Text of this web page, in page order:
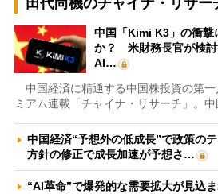
田代尚機のチャイナ・リサー
中国「Kimi K3」の衝撃
か？ 米財務長官が検討
AI…
中国経済に精通する中国株投資の第一
ミアム連載「チャイナ・リサーチ」。
中国経済“予想外の低成長”で政策の
方針の修正で成長加速が予想さ…
“AI革命”で爆発的な需要拡大が見込